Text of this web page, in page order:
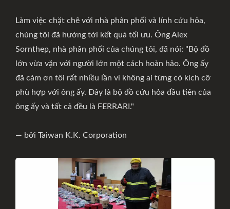
Làm việc chặt chẽ với nhà phân phối và lính cứu hỏa,
chúng tôi đã hướng tới kết quả tối ưu. Ông Alex
Sornthep, nhà phân phối của chúng tôi, đã nói: "Bộ đồ
lớn vừa vặn với người lớn một cách hoàn hảo. Ông ấy
đã cảm ơn tôi rất nhiều lần vì không ai từng có kích cỡ
phù hợp với ông ấy. Đây là bộ đồ cứu hỏa đầu tiên của
ông ấy và tất cả đều là FERRARI."
— bởi Taiwan K.K. Corporation